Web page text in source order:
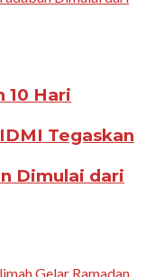
10 Hari
Tegaskan
Dimulai dari